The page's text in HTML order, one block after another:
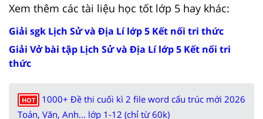
Xem thêm các tài liệu học tốt lớp 5 hay khác:
Giải sgk Lịch Sử và Địa Lí lớp 5 Kết nối tri thức
Giải Vở bài tập Lịch Sử và Địa Lí lớp 5 Kết nối tri
thức
HOT
1000+ Đề thi cuối kì 2 file word cấu trúc mới 2026
Toán, Văn, Anh... lớp 1-12 (chỉ từ 60k)